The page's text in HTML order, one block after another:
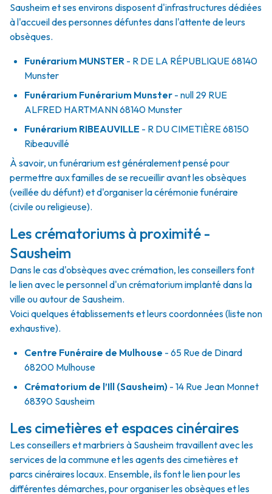
Sausheim et ses environs disposent d'infrastructures dédiées
à l'accueil des personnes défuntes dans l'attente de leurs
obsèques.
Funérarium MUNSTER - R DE LA RÉPUBLIQUE68140
Munster
Funérarium Funérarium Munster - null 29 RUE
ALFRED HARTMANN68140 Munster
Funérarium RIBEAUVILLE - R DU CIMETIÈRE68150
Ribeauvillé
À savoir, un funérarium est généralement pensé pour
permettre aux familles de se recueillir avant les obsèques
(veillée du défunt) et d'organiser la cérémonie funéraire
(civile ou religieuse).
Les crématoriums à proximité -
Sausheim
Dans le cas d'obsèques avec crémation, les conseillers font
le lien avec le personnel d'un crématorium implanté dans la
ville ou autour de Sausheim.
Voici quelques établissements et leurs coordonnées (liste non
exhaustive).
Centre Funéraire de Mulhouse - 65 Rue de Dinard
68200 Mulhouse
Crématorium de l’Ill (Sausheim) - 14 Rue Jean Monnet
68390 Sausheim
Les cimetières et espaces cinéraires
Les conseillers et marbriers à Sausheim travaillent avec les
services de la commune et les agents des cimetières et
parcs cinéraires locaux. Ensemble, ils font le lien pour les
différentes démarches, pour organiser les obsèques et les